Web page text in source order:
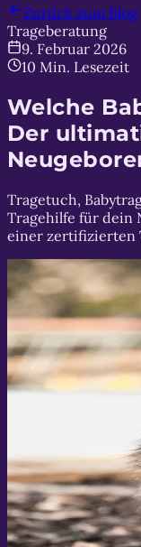
Zurück zum Blog
Trageberatung
9. Februar 2026
10 Min. Lesezeit
Welche
Der
Tragetuch,
Tragehilfe für dein
einer zertifizierten